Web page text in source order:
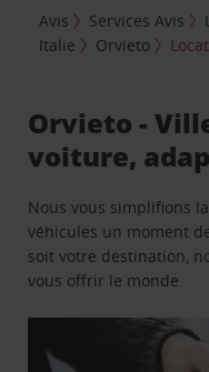
Avis Services Avis
Italie
Orvieto
Orvieto -
voiture,
Nous vous simplifions
véhicules un moment
soit votre destination,
vous offrir le monde.